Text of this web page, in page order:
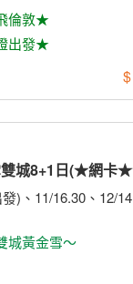
倫敦★
出發★
$
雙城8+1日(★網卡
)、11/16.30、12/
城黃金雪～